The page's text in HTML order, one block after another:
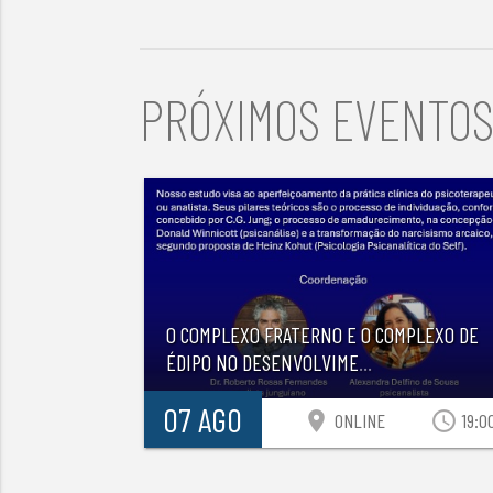
PRÓXIMOS EVENTOS
O COMPLEXO FRATERNO E O COMPLEXO DE
ÉDIPO NO DESENVOLVIME ...
07 AGO location_on ONLINE access_time